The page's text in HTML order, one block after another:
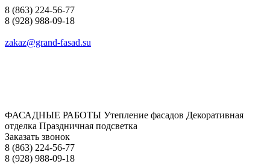
8 (863) 224-56-77
8 (928) 988-09-18
zakaz@grand-fasad.su
ФАСАДНЫЕ РАБОТЫ Утепление фасадов Декоративная
отделка Праздничная подсветка
Заказать звонок
8 (863) 224-56-77
8 (928) 988-09-18